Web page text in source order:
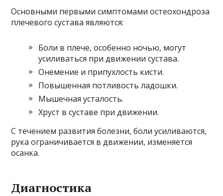
Основными первыми симптомами остеохондроза
плечевого сустава являются:
Боли в плече, особенно ночью, могут
усиливаться при движении сустава.
Онемение и припухлость кисти.
Повышенная потливость ладошки.
Мышечная усталость.
Хруст в суставе при движении.
С течением развития болезни, боли усиливаются,
рука ограничивается в движении, изменяется
осанка.
Диагностика